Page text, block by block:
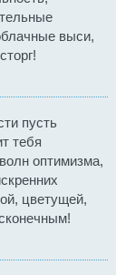
выси,
пусть
тебя
оптимизма,
цветущей,